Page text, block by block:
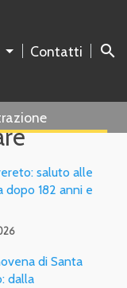
Contatti search
saluto alle
dopo 182 anni e
di Santa
dalla